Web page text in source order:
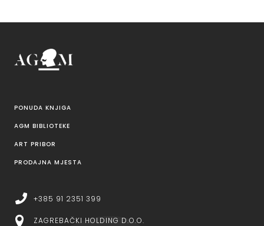
PONUDA KNJIGA
AGM BIBLIOTEKE
ART PRIBOR
PRODAJNA MJESTA
+385 91 2351 399
ZAGREBAČKI HOLDING D.O.O.